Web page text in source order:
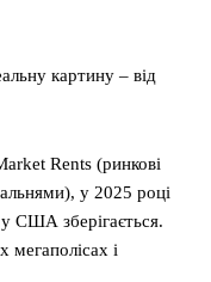
картину – від
Rents (ринкові
у 2025 році
США зберігається.
мегаполісах і